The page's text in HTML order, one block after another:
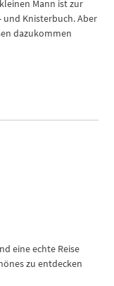
Mann ist zur
und Knisterbuch. Aber
dazukommen
eine echte Reise
zu entdecken